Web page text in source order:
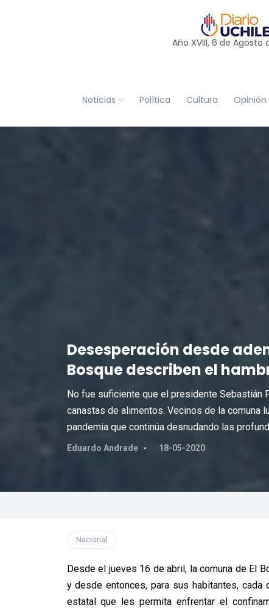
Año XVIII, 6 de Agosto
Noticias Política Cultura Opinión
Desesperación desde
Bosque describen el
No fue suficiente que el presidente Sebastián
canastas de alimentos. Vecinos de la comuna
pandemia que continúa desnudando las
Eduardo Andrade 18-05-2020
Nacional
Desde el jueves 16 de abril, la comuna de El
y desde entonces, para sus habitantes,
estatal que les permita enfrentar el